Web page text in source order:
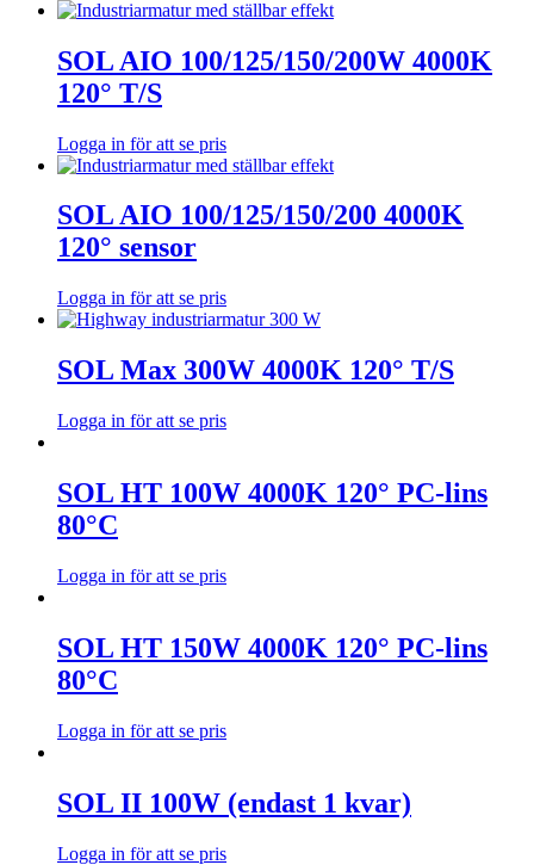
SOL AIO 100/125/150/200W 4000K
120° T/S
Logga in för att se pris
SOL AIO 100/125/150/200 4000K
120° sensor
Logga in för att se pris
SOL Max 300W 4000K 120° T/S
Logga in för att se pris
SOL HT 100W 4000K 120° PC-lins
80°C
Logga in för att se pris
SOL HT 150W 4000K 120° PC-lins
80°C
Logga in för att se pris
SOL II 100W (endast 1 kvar)
Logga in för att se pris